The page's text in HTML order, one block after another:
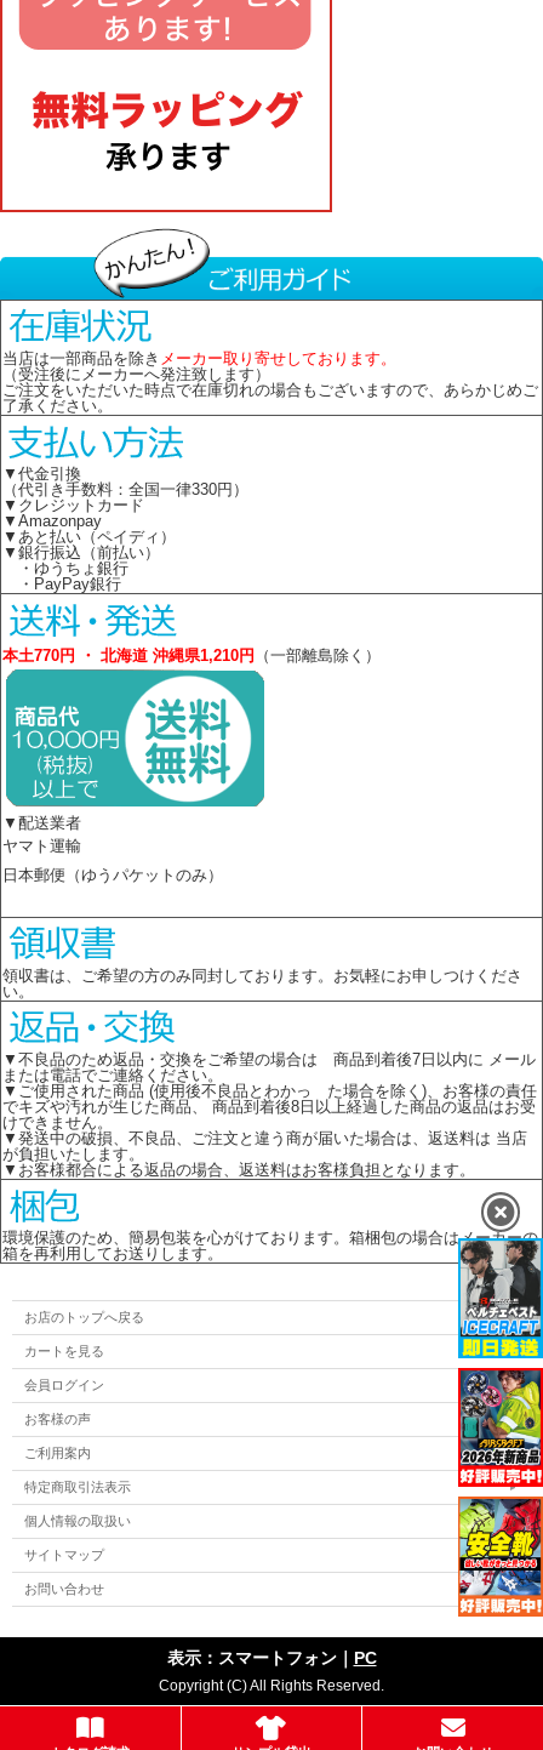
当店は一部商品を除き メーカー取り寄せしております。
（受注後にメーカーへ発注致します）
ご注文をいただいた時点で在庫切れの場合もございますので、あらかじめご
了承ください。
▼代金引換
（代引き手数料：全国一律330円）
▼クレジットカード
▼Amazonpay
▼あと払い（ペイディ）
▼銀行振込（前払い）
・ゆうちょ銀行
・PayPay銀行
本土770円 ・ 北海道 沖縄県1,210円 （一部離島除く）
▼配送業者
ヤマト運輸
日本郵便（ゆうパケットのみ）
領収書は、ご希望の方のみ同封しております。お気軽にお申しつけくださ
い。
▼不良品のため返品・交換をご希望の場合は 商品到着後7日以内に メール
または電話でご連絡ください。
▼ご使用された商品 (使用後不良品とわかっ た場合を除く)、お客様の責任
でキズや汚れが生じた商品、 商品到着後8日以上経過した商品の返品はお受
けできません。
▼発送中の破損、不良品、ご注文と違う商が届いた場合は、返送料は 当店
が負担いたします。
▼お客様都合による返品の場合、返送料はお客様負担となります。
環境保護のため、簡易包装を心がけております。箱梱包の場合はメーカーの
箱を再利用してお送りします。
お店のトップへ戻る
カートを見る
会員ログイン
お客様の声
ご利用案内
特定商取引法表示
個人情報の取扱い
サイトマップ
お問い合わせ
表示：スマートフォン｜ PC
Copyright (C) All Rights Reserved.